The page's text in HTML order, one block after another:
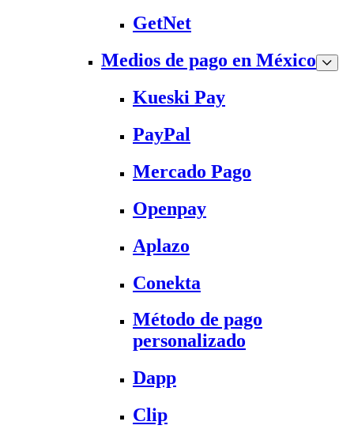
GetNet
Medios de pago en México
Kueski Pay
PayPal
Mercado Pago
Openpay
Aplazo
Conekta
Método de pago
personalizado
Dapp
Clip